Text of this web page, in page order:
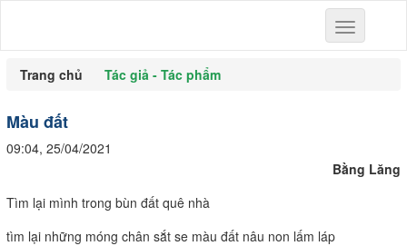
Toggle
navigation
Trang chủ
Tác giả - Tác phẩm
Màu đất
09:04, 25/04/2021
Bằng Lăng
Tìm lại mình trong bùn đất quê nhà
tìm lại những móng chân sắt se màu đất nâu non lấm láp